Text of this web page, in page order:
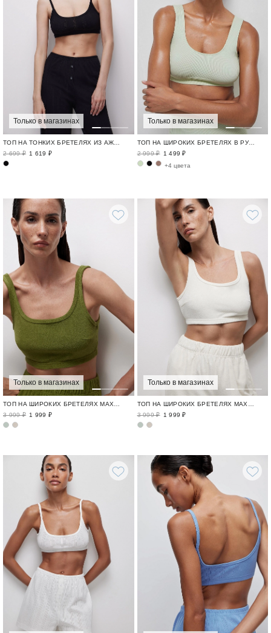
Только в магазинах
ТОП НА ТОНКИХ БРЕТЕЛЯХ ИЗ АЖУРНОГО ТРИКОТАЖА
2 699 ₽ 1 619 ₽
Только в магазинах
ТОП НА ШИРОКИХ БРЕТЕЛЯХ В РУБЧИК
2 999 ₽ 1 499 ₽
+4 цвета
Только в магазинах
3 999 ₽ 1 999 ₽
Только в магазинах
3 999 ₽ 1 999 ₽